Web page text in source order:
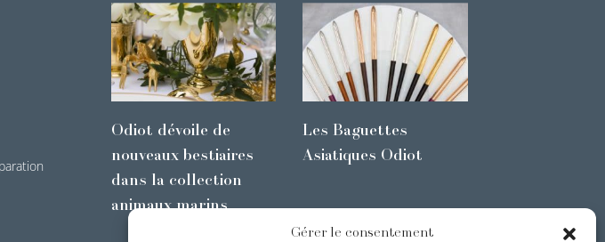
Gérer le consentement
Odiot dévoile de
nouveaux bestiaires
dans la collection
animaux marins
Les Baguettes
Asiatiques Odiot